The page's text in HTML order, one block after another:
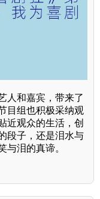
人和嘉宾，带来了
目组也积极采纳观
近观众的生活，创
段子，还是泪水与
与泪的真谛。